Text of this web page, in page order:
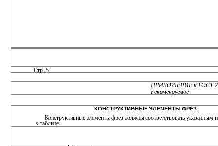
Стр. 5
ПРИЛОЖЕНИЕ к ГОСТ
Рекомендуемое
КОНСТРУКТИВНЫЕ ЭЛЕМЕНТЫ ФРЕЗ
Конструктивные элементы фрез должны соответствовать указанным
в таблице.